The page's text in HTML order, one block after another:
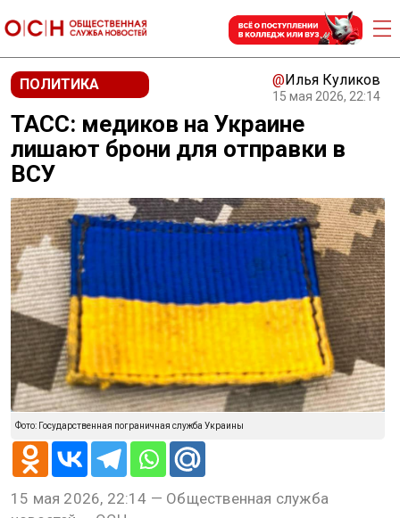
ПОЛИТИКА @Илья Куликов
15 мая 2026, 22:14
ТАСС: медиков на Украине
лишают брони для отправки в
ВСУ
Фото: Государственная пограничная служба Украины
15 мая 2026, 22:14 — Общественная служба